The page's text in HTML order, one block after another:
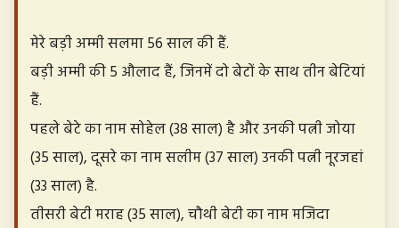
मेरे बड़ी अम्मी सलमा 56 साल की हैं.
बड़ी अम्मी की 5 औलाद हैं, जिनमें दो बेटों के साथ तीन बेटियां
हैं.
पहले बेटे का नाम सोहेल (38 साल) है और उनकी पत्नी जोया
(35 साल), दूसरे का नाम सलीम (37 साल) उनकी पत्नी नूरजहां
(33 साल) है.
तीसरी बेटी मराह (35 साल), चौथी बेटी का नाम मजिदा